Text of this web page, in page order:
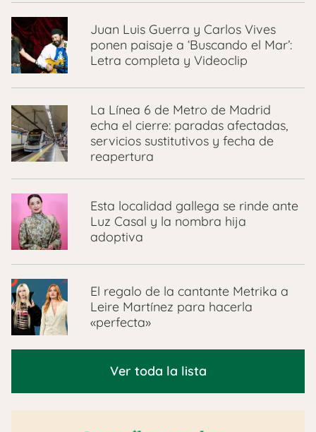
Juan Luis Guerra y Carlos Vives
ponen paisaje a ‘Buscando el Mar’:
Letra completa y Videoclip
La Línea 6 de Metro de Madrid
echa el cierre: paradas afectadas,
servicios sustitutivos y fecha de
reapertura
Esta localidad gallega se rinde ante
Luz Casal y la nombra hija
adoptiva
El regalo de la cantante Metrika a
Leire Martínez para hacerla
«perfecta»
Ver toda la lista